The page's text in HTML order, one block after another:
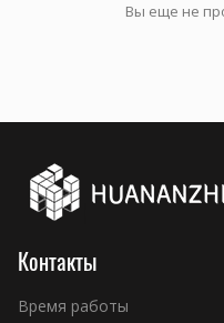
Вы еще не
Контакты
Время работы